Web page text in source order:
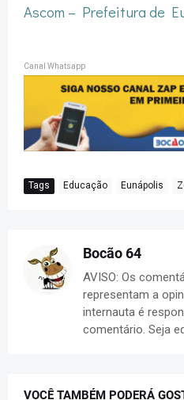
Ascom – Prefeitura de
Canal Whatsapp
Tags Educação Eunápolis
Bocão 64
AVISO: Os
representam a
internauta é
comentário. Seja
VOCÊ TAMBÉM PODERÁ